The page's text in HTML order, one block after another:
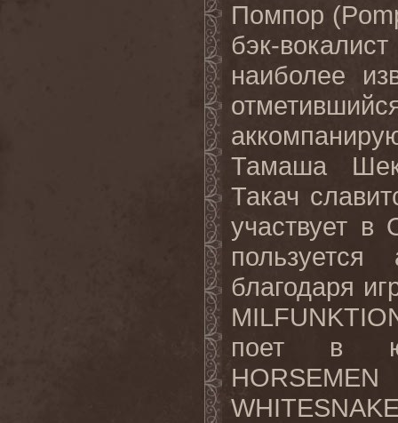
Помпор
бэк-
наиболее
Тамаша
Такач
участвует в
благодаря
поет в